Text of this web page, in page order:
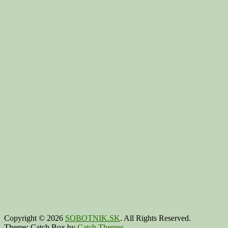
Copyright © 2026 SOBOTNIK.SK. All Rights Reserved.